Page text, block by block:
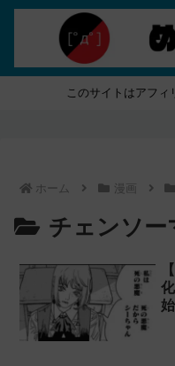
このサイトはアフィ
ホーム 漫画
チェンソー